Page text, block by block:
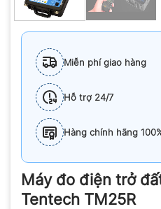
Miễn phí giao hàng
Hỗ trợ 24/7
Hàng chính hãng
Máy đo điện trở
Tentech TM25R